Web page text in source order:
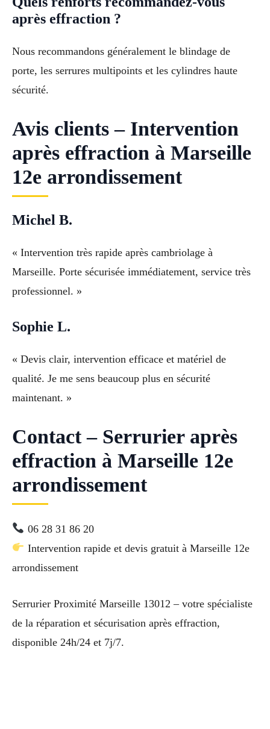
après effraction ?
Nous recommandons généralement le blindage de
porte, les serrures multipoints et les cylindres haute
sécurité.
Avis clients – Intervention
après effraction à Marseille
12e arrondissement
Michel B.
« Intervention très rapide après cambriolage à
Marseille. Porte sécurisée immédiatement, service très
professionnel. »
Sophie L.
« Devis clair, intervention efficace et matériel de
qualité. Je me sens beaucoup plus en sécurité
maintenant. »
Contact – Serrurier après
effraction à Marseille 12e
arrondissement
06 28 31 86 20
Intervention rapide et devis gratuit à Marseille 12e
arrondissement
Serrurier Proximité Marseille 13012 – votre spécialiste
de la réparation et sécurisation après effraction,
disponible 24h/24 et 7j/7.